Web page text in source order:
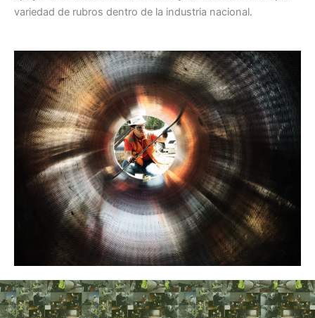
variedad de rubros dentro de la industria nacional.